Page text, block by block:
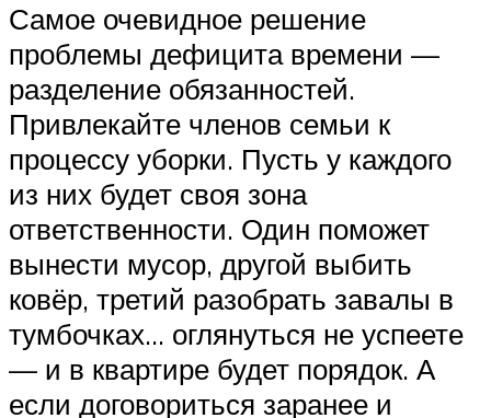
Самое очевидное решение
проблемы дефицита времени —
разделение обязанностей.
Привлекайте членов семьи к
процессу уборки. Пусть у каждого
из них будет своя зона
ответственности. Один поможет
вынести мусор, другой выбить
ковёр, третий разобрать завалы в
тумбочках… оглянуться не успеете
— и в квартире будет порядок. А
если договориться заранее и